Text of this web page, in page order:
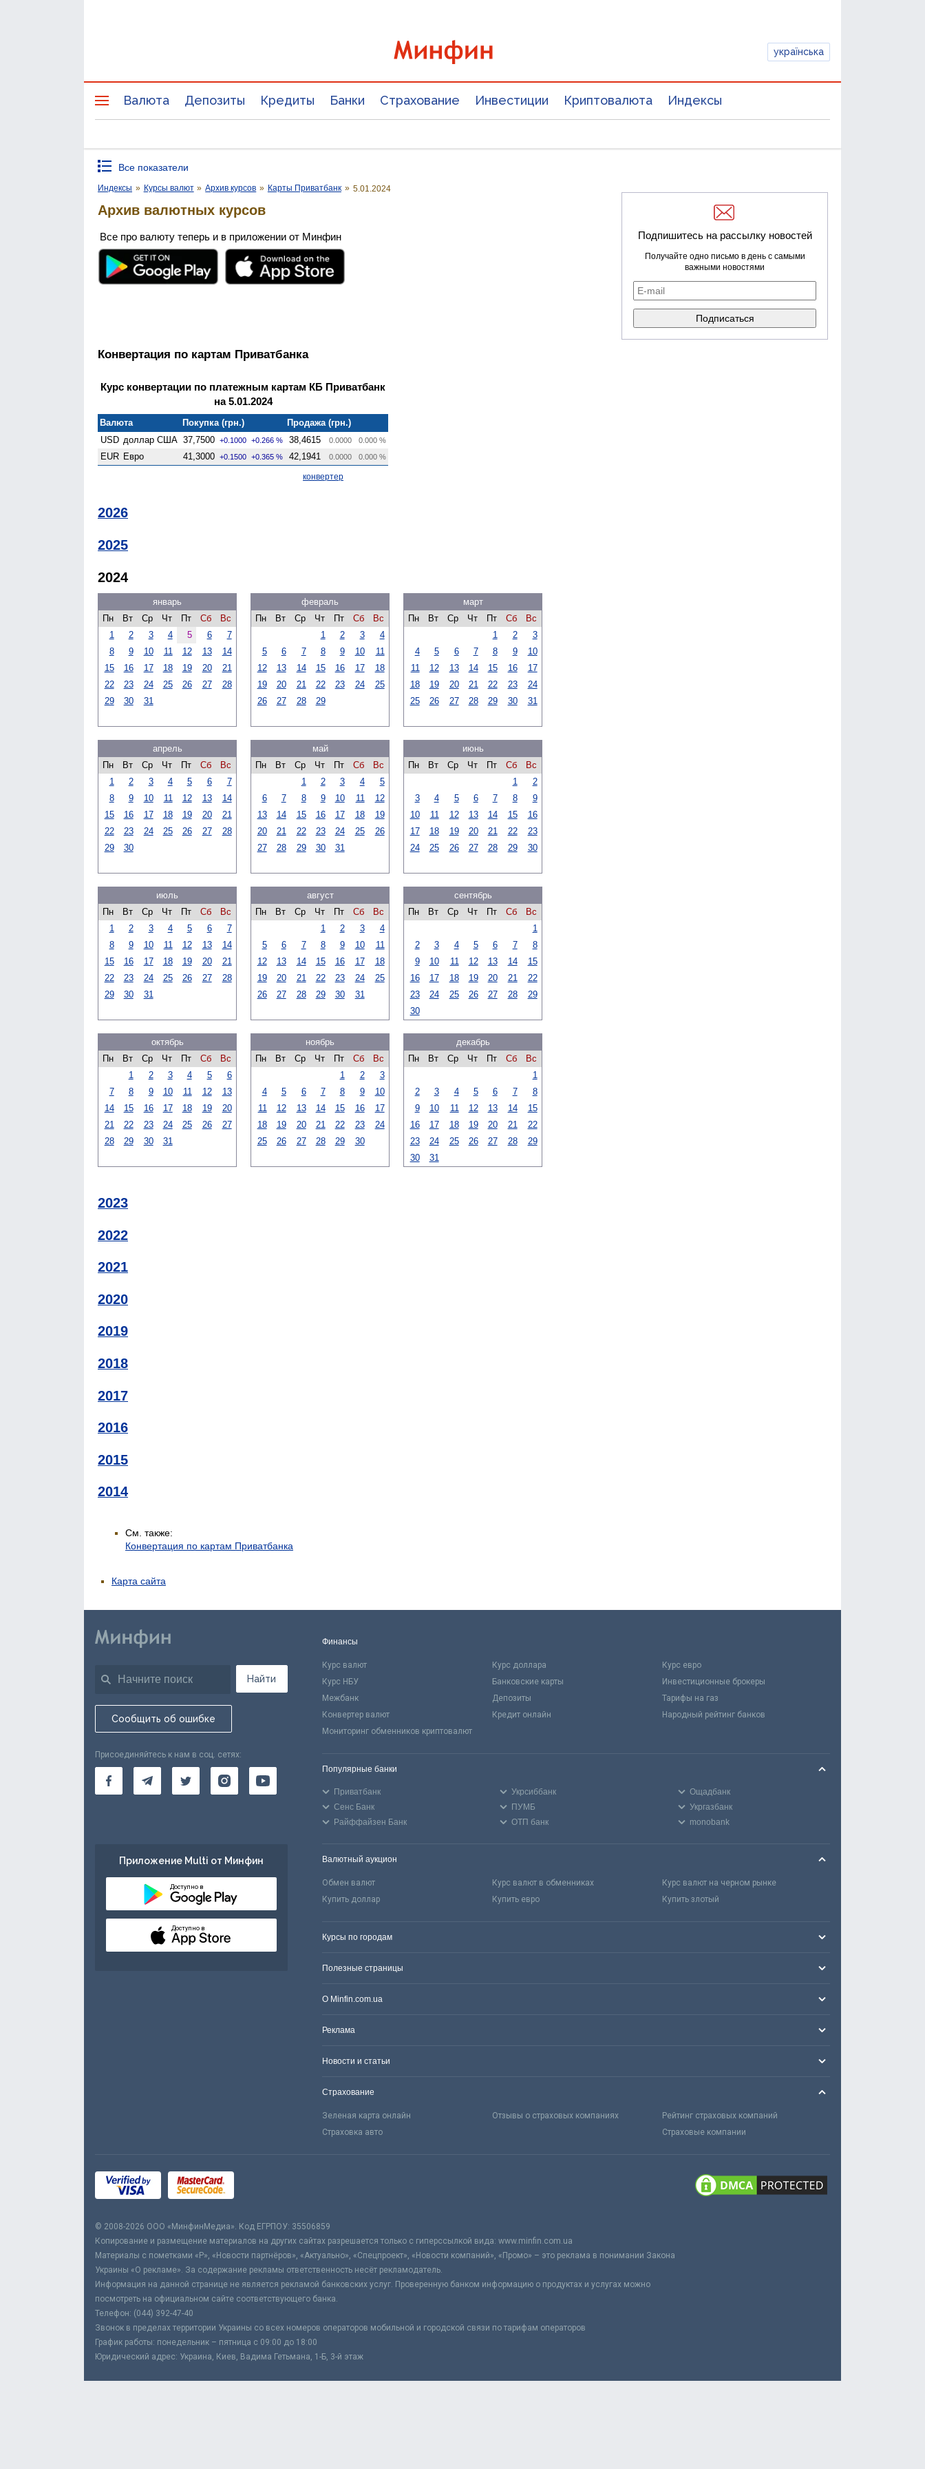
українська
Валюта Депозиты Кредиты Банки Страхование Инвестиции Криптовалюта Индексы
Все показатели
Индексы » Курсы валют » Архив курсов » Карты Приватбанк » 5.01.2024
Архив валютных курсов
Все про валюту теперь и в приложении от Минфин
Конвертация по картам Приватбанка
Курс конвертации по платежным картам КБ Приватбанк
на 5.01.2024
Валюта Покупка (грн.)
Продажа (грн.)
USD доллар США 37,7500 +0.1000 +0.266 % 38,4615 0.0000 0.000 %
EUR Евро 41,3000 +0.1500 +0.365 % 42,1941 0.0000 0.000 %
конвертер
2026
2025
2024
январь
Пн
Вт Ср Чт Пт Сб
Вс
1
2 3 4 5 6
7
8
9 10 11 12 13
14
15
16 17 18 19 20
21
22
23 24 25 26 27
28
29
30 31
февраль
Пн
Вт Ср Чт Пт Сб
Вс
1
2 3
4
5
6 7 8 9 10
11
12
13 14 15 16 17
18
19
20 21 22 23 24
25
26
27 28 29
март
Пн
Вт Ср Чт Пт Сб
Вс
1
2
3
4
5 6 7 8 9
10
11
12 13 14 15 16
17
18
19 20 21 22 23
24
25
26 27 28 29 30 31
апрель
Пн
Вт Ср Чт Пт Сб
Вс
1
2 3 4 5 6
7
8
9 10 11 12 13
14
15
16 17 18 19 20
21
22
23 24 25 26 27
28
29
30
май
Пн
Вт Ср Чт Пт Сб
Вс
1
2 3 4
5
6
7 8 9 10 11
12
13
14 15 16 17 18
19
20
21 22 23 24 25
26
27
28 29 30 31
июнь
Пн
Вт Ср Чт Пт Сб
Вс
1
2
3
4 5 6 7 8
9
10
11 12 13 14 15
16
17
18 19 20 21 22
23
24
25 26 27 28 29 30
июль
Пн
Вт Ср Чт Пт Сб
Вс
1
2 3 4 5 6
7
8
9 10 11 12 13
14
15
16 17 18 19 20
21
22
23 24 25 26 27
28
29
30 31
август
Пн
Вт Ср Чт Пт Сб
Вс
1
2 3
4
5
6 7 8 9 10
11
12
13 14 15 16 17
18
19
20 21 22 23 24
25
26
27 28 29 30 31
сентябрь
Пн
Вт Ср Чт Пт Сб
Вс
1
2
3 4 5 6 7
8
9
10 11 12 13 14
15
16
17 18 19 20 21
22
23
24 25 26 27 28
29
30
октябрь
Пн
Вт Ср Чт Пт Сб
Вс
1
2 3 4 5
6
7
8 9 10 11 12
13
14
15 16 17 18 19
20
21
22 23 24 25 26
27
28
29 30 31
ноябрь
Пн
Вт Ср Чт Пт Сб
Вс
1
2
3
4
5 6 7 8 9
10
11
12 13 14 15 16
17
18
19 20 21 22 23
24
25
26 27 28 29 30
декабрь
Пн
Вт Ср Чт Пт Сб
Вс
1
2
3 4 5 6 7
8
9
10 11 12 13 14
15
16
17 18 19 20 21
22
23
24 25 26 27 28
29
30
31
2023
2022
2021
2020
2019
2018
2017
2016
2015
2014
См. также:
Конвертация по картам Приватбанка
Подпишитесь на рассылку новостей
Получайте одно письмо в день с самыми
важными новостями
Карта сайта
Найти
Сообщить об ошибке
Присоединяйтесь к нам в соц. сетях:
Приложение Multi от Минфин
Доступно в
Доступно в
Финансы
Курс валют Курс доллара
Курс евро
Курс НБУ
Банковские карты
Инвестиционные брокеры
Межбанк
Депозиты
Тарифы на газ
Конвертер валют
Кредит онлайн
Народный рейтинг банков
Мониторинг обменников криптовалют
Популярные банки
Приватбанк Укрсиббанк
Ощадбанк
Сенс Банк
ПУМБ
Укргазбанк
Райффайзен Банк
ОТП банк monobank
Валютный аукцион
Обмен валют Курс валют в обменниках
Курс валют на черном рынке
Купить доллар
Купить евро Купить злотый
Курсы по городам
Полезные страницы
О Minfin.com.ua
Реклама
Новости и статьи
Страхование
Зеленая карта онлайн Отзывы о страховых компаниях
Рейтинг страховых компаний
Страховка авто
Страховые компании
© 2008-2026 ООО «МинфинМедиа». Код ЕГРПОУ: 35506859
Копирование и размещение материалов на других сайтах разрешается только с гиперссылкой вида: www.minfin.com.ua
Материалы с пометками «Р», «Новости партнёров», «Актуально», «Спецпроект», «Новости компаний», «Промо» – это реклама в понимании Закона
Украины «О рекламе». За содержание рекламы ответственность несёт рекламодатель.
Информация на данной странице не является рекламой банковских услуг. Проверенную банком информацию о продуктах и услугах можно
посмотреть на официальном сайте соответствующего банка.
Телефон: (044) 392-47-40
Звонок в пределах территории Украины со всех номеров операторов мобильной и городской связи по тарифам операторов
График работы: понедельник – пятница с 09:00 до 18:00
Юридический адрес: Украина, Киев, Вадима Гетьмана, 1-Б, 3-й этаж